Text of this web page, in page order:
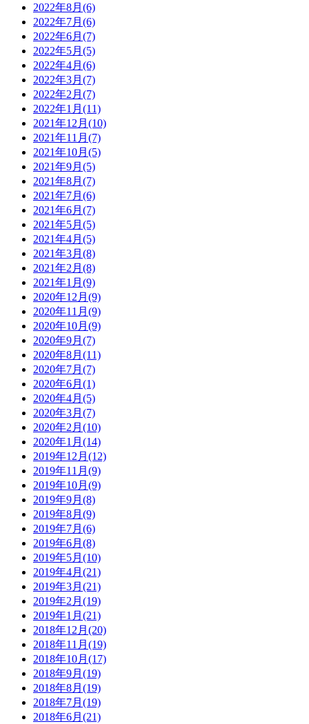
2022年8月(6)
2022年7月(6)
2022年6月(7)
2022年5月(5)
2022年4月(6)
2022年3月(7)
2022年2月(7)
2022年1月(11)
2021年12月(10)
2021年11月(7)
2021年10月(5)
2021年9月(5)
2021年8月(7)
2021年7月(6)
2021年6月(7)
2021年5月(5)
2021年4月(5)
2021年3月(8)
2021年2月(8)
2021年1月(9)
2020年12月(9)
2020年11月(9)
2020年10月(9)
2020年9月(7)
2020年8月(11)
2020年7月(7)
2020年6月(1)
2020年4月(5)
2020年3月(7)
2020年2月(10)
2020年1月(14)
2019年12月(12)
2019年11月(9)
2019年10月(9)
2019年9月(8)
2019年8月(9)
2019年7月(6)
2019年6月(8)
2019年5月(10)
2019年4月(21)
2019年3月(21)
2019年2月(19)
2019年1月(21)
2018年12月(20)
2018年11月(19)
2018年10月(17)
2018年9月(19)
2018年8月(19)
2018年7月(19)
2018年6月(21)